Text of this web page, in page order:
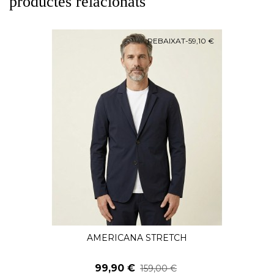
REBAIXAT-59,10 €
AMERICANA STRETCH
99,90 € 159,00 €